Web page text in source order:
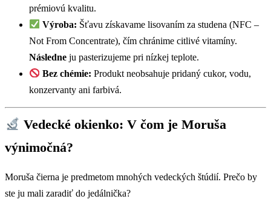
prémiovú kvalitu.
Výroba: Šťavu získavame lisovaním za studena (NFC –
Not From Concentrate), čím chránime citlivé vitamíny.
Následne ju pasterizujeme pri nízkej teplote.
Bez chémie: Produkt neobsahuje pridaný cukor, vodu,
konzervanty ani farbivá.
Vedecké okienko: V čom je Moruša
výnimočná?
Moruša čierna je predmetom mnohých vedeckých štúdií. Prečo by
ste ju mali zaradiť do jedálnička?